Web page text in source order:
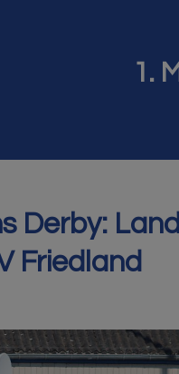
1.
Derby:
Friedland